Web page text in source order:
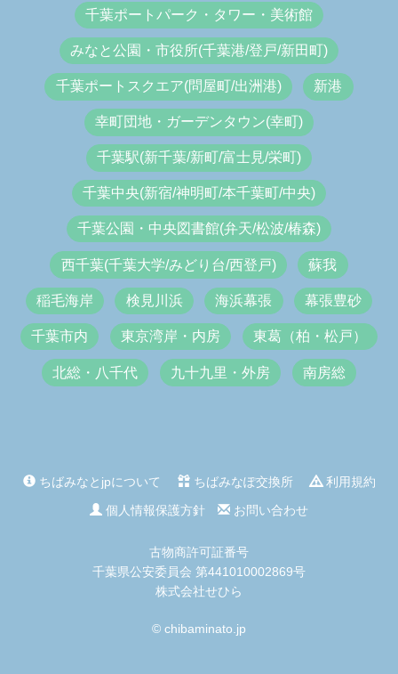
千葉ポートパーク・タワー・美術館
みなと公園・市役所(千葉港/登戸/新田町)
千葉ポートスクエア(問屋町/出洲港) 新港
幸町団地・ガーデンタウン(幸町)
千葉駅(新千葉/新町/富士見/栄町)
千葉中央(新宿/神明町/本千葉町/中央)
千葉公園・中央図書館(弁天/松波/椿森)
西千葉(千葉大学/みどり台/西登戸) 蘇我
稲毛海岸 検見川浜 海浜幕張 幕張豊砂
千葉市内 東京湾岸・内房 東葛（柏・松戸）
北総・八千代 九十九里・外房 南房総
ちばみなとjpについて ちばみなぽ交換所
利用規約
個人情報保護方針
お問い合わせ
古物商許可証番号
千葉県公安委員会 第441010002869号
株式会社せひら
© chibaminato.jp